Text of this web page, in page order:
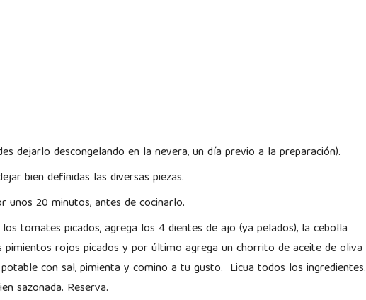
dejarlo descongelando en la nevera, un día previo a la preparación).
bien definidas las diversas piezas.
unos 20 minutos, antes de cocinarlo.
tomates picados, agrega los 4 dientes de ajo (ya pelados), la cebolla
rojos picados y por último agrega un chorrito de aceite de oliva
con sal, pimienta y comino a tu gusto. Licua todos los ingredientes.
sazonada. Reserva.